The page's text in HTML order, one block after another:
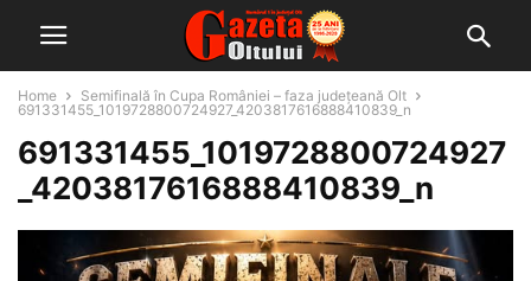
Home
Semifinală în Cupa României – faza județeană Olt
691331455_1019728800724927_4203817616888410839_n
691331455_1019728800724927
_4203817616888410839_n